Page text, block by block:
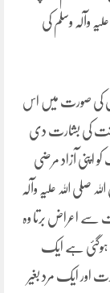
وآلہ وسلم کی
کی صورت میں اس
جنت کی بشارت دی
اپنی آزاد مرضی
صلی اللہ علیہ وآلہ
اعراض برتا وہ
ہوگئی ہے ایک
اور ایک مرد بغیر